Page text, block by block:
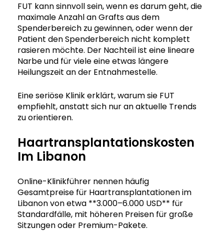
FUT kann sinnvoll sein, wenn es darum geht, die
maximale Anzahl an Grafts aus dem
Spenderbereich zu gewinnen, oder wenn der
Patient den Spenderbereich nicht komplett
rasieren möchte. Der Nachteil ist eine lineare
Narbe und für viele eine etwas längere
Heilungszeit an der Entnahmestelle.
Eine seriöse Klinik erklärt, warum sie FUT
empfiehlt, anstatt sich nur an aktuelle Trends
zu orientieren.
Haartransplantationskosten
Im Libanon
Online-Klinikführer nennen häufig
Gesamtpreise für Haartransplantationen im
Libanon von etwa **3.000–6.000 USD** für
Standardfälle, mit höheren Preisen für große
Sitzungen oder Premium-Pakete.